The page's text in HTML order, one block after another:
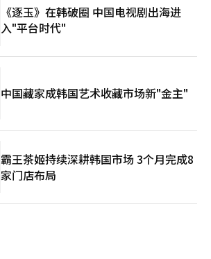
《逐玉》在韩破圈 中国电视剧出海进
入"平台时代"
中国藏家成韩国艺术收藏市场新"金主"
霸王茶姬持续深耕韩国市场 3个月完成8
家门店布局